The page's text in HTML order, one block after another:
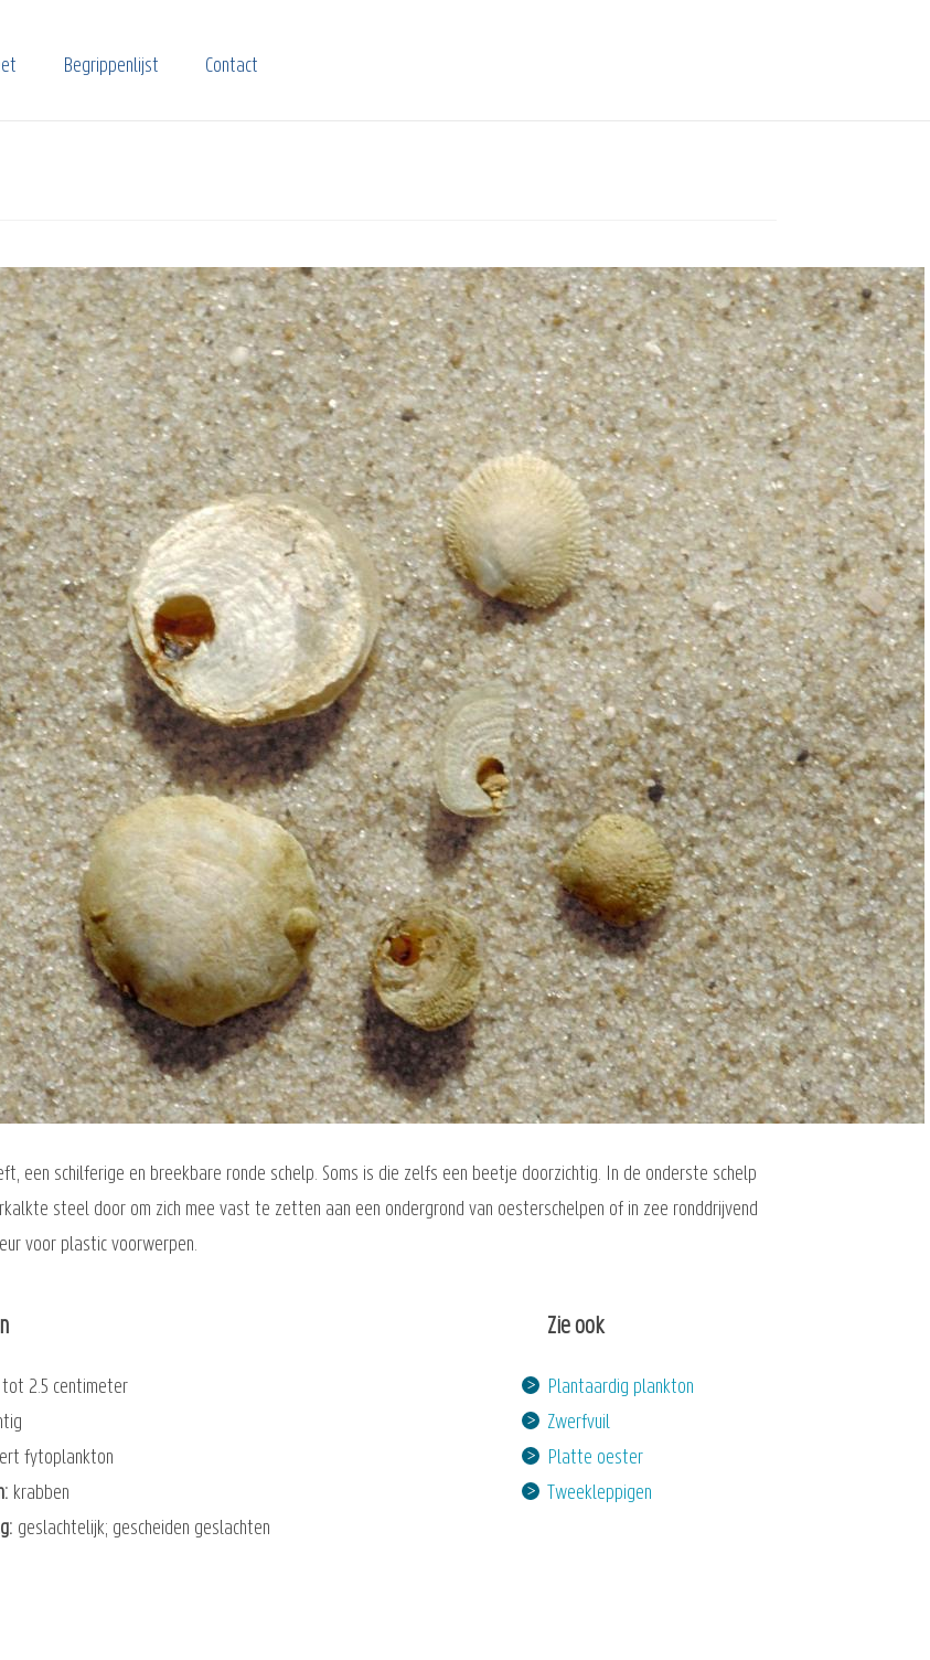
Begrippenlijst Contact
een schilferige en breekbare ronde schelp. Soms is die zelfs een beetje doorzichtig. In de onderste schelp
steel door om zich mee vast te zetten aan een ondergrond van oesterschelpen of in zee ronddrijvend
voor plastic voorwerpen.
tot 2.5 centimeter
fytoplankton
krabben
geslachtelijk; gescheiden geslachten
Zie ook
Plantaardig plankton
Zwerfvuil
Platte oester
Tweekleppigen